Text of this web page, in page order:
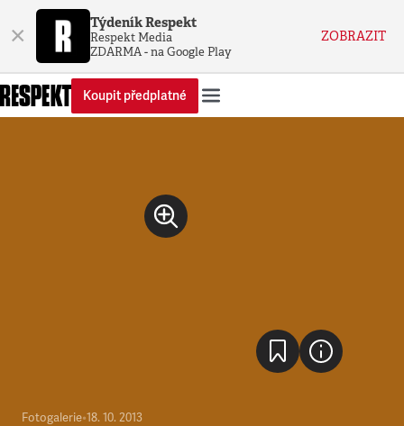
× Týdeník Respekt
Respekt Media
ZDARMA - na Google Play
ZOBRAZIT
Koupit předplatné
Fotogalerie•18. 10. 2013